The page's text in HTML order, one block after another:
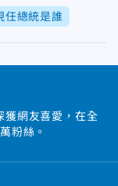
任總統是誰
獲網友喜愛，在全
粉絲。